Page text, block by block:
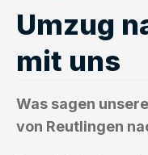
Umzug
mit uns
Was sagen
von Reutlingen